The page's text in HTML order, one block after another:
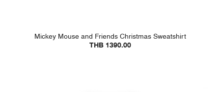
Mickey Mouse and Friends Christmas Sweatshirt
THB 1390.00